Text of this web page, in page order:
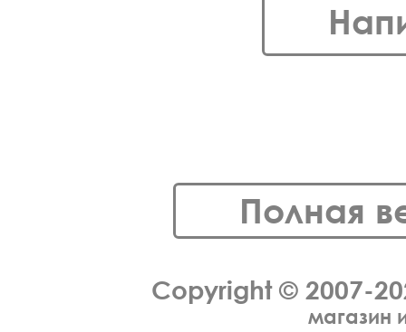
Полная
Copyright © 2007-
магазин